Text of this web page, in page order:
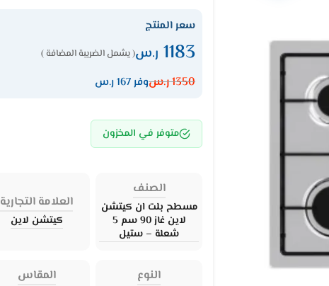
سعر المنتج
1183 ر.س( يشمل الضريبة المضافة )
1350ر.سوفر 167 ر.س
متوفر في المخزون
الصنف
مسطح بلت ان كيتشن
لاين غاز 90 سم 5
شعلة – ستيل
العلامة التجارية
كيتشن لاين
النوع المقاس